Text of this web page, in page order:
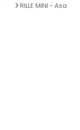
RILLE MINI - Asa